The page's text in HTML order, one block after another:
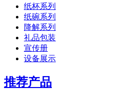
纸杯系列
纸碗系列
降解系列
礼品包装
宣传册
设备展示
推荐产品